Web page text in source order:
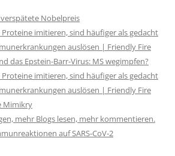
verspätete Nobelpreis
imitieren, sind häufiger als gedacht
auslösen | Friendly Fire
das Epstein-Barr-Virus: MS wegimpfen?
imitieren, sind häufiger als gedacht
auslösen | Friendly Fire
Mimikry
mehr Blogs lesen, mehr kommentieren.
auf SARS-CoV-2